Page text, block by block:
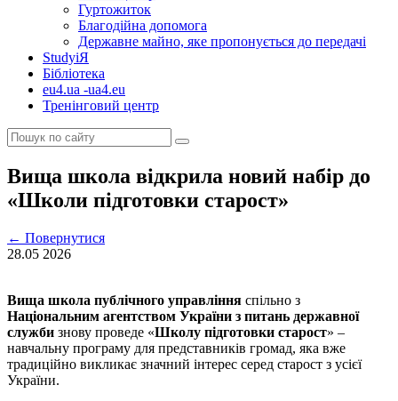
Гуртожиток
Благодійна допомога
Державне майно, яке пропонується до передачі
StudyіЯ
Бібліотека
eu4.ua -ua4.eu
Тренінговий центр
Вища школа відкрила новий набір до
«Школи підготовки старост»
← Повернутися
28.05 2026
Вища школа публічного управління спільно з
Національним агентством України з питань державної
служби знову проведе «Школу підготовки старост» –
навчальну програму для представників громад, яка вже
традиційно викликає значний інтерес серед старост з усієї
України.